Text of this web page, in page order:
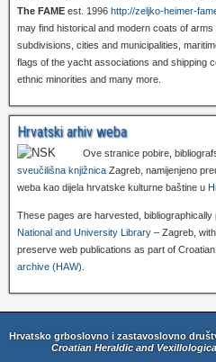
The FAME est. 1996 http://zeljko-heimer-
may find historical and modern coats of
subdivisions, cities and municipalities,
flags of the yacht associations and shipping
ethnic minorities and many more.
Hrvatski arhiv weba
Ove stranice pobire,
sveučilišna knjižnica Zagreb, namijenjeno
weba kao dijela hrvatske kulturne baštine u
These pages are harvested,
National and University Library – Zagreb,
preserve web publications as part of
archive (HAW)
Hrvatsko grboslovno i zastavoslovno
Croatian Heraldic and